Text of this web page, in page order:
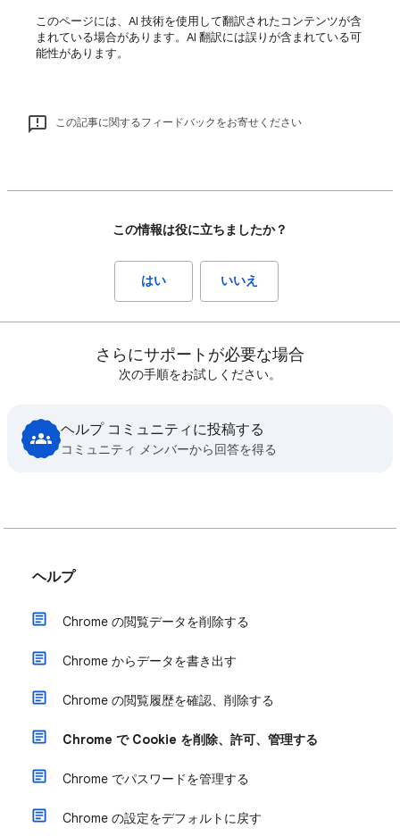
このページには、AI 技術を使用して翻訳されたコンテンツが含
まれている場合があります。AI 翻訳には誤りが含まれている可
能性があります。
この記事に関するフィードバックをお寄せください
この情報は役に立ちましたか？
はい いいえ
さらにサポートが必要な場合
次の手順をお試しください。
ヘルプ コミュニティに投稿する
コミュニティ メンバーから回答を得る
ヘルプ
Chrome の閲覧データを削除する
Chrome からデータを書き出す
Chrome の閲覧履歴を確認、削除する
Chrome で Cookie を削除、許可、管理する
Chrome でパスワードを管理する
Chrome の設定をデフォルトに戻す